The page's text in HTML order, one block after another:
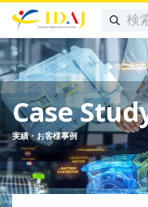
Case
実績・お客様事例